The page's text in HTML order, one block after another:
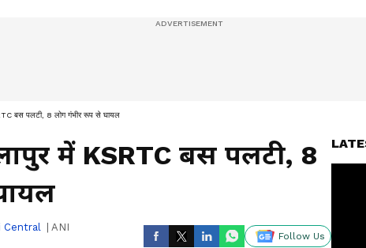
बस पलटी, 8 लोग गंभीर रूप से घायल
में KSRTC बस पलटी, 8
Central
ANI
Follow Us